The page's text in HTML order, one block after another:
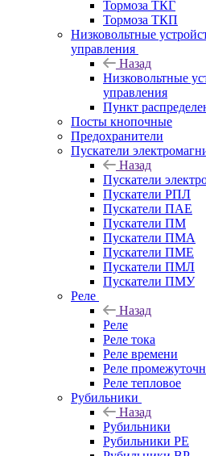
Тормоза ТКГ
Тормоза ТКП
Низковольтные
управления
Назад
Низковольтные
управления
Пункт
Посты кнопочные
Предохранители
Пускатели
Назад
Пускатели
Пускатели РПЛ
Пускатели ПАЕ
Пускатели ПМ
Пускатели ПМА
Пускатели ПМЕ
Пускатели ПМЛ
Пускатели ПМУ
Реле
Назад
Реле
Реле тока
Реле времени
Реле
Реле тепловое
Рубильники
Назад
Рубильники
Рубильники РЕ